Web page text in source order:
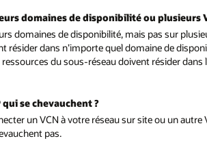
domaines de disponibilité ou plusieurs
domaines de disponibilité, mais pas sur
résider dans n’importe quel domaine de
du sous-réseau doivent résider
qui se chevauchent ?
un VCN à votre réseau sur site ou un
pas.